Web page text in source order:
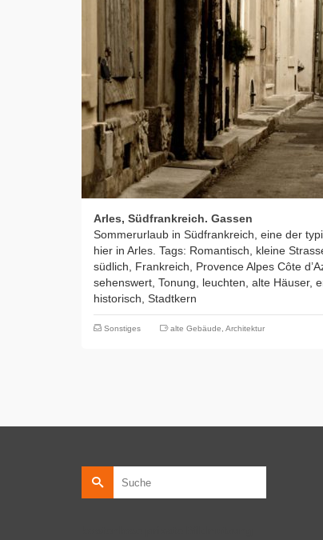
Arles, Südfrankreich. Gassen
Sommerurlaub in Südfrankreich, eine der
hier in Arles. Tags: Romantisch, kleine
südlich, Frankreich, Provence Alpes Côte
sehenswert, Tonung, leuchten, alte Häuser,
historisch, Stadtkern
Sonstiges alte Gebäude Architektur
nach: